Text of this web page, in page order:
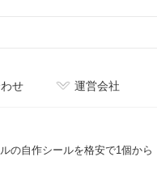
せ 運営会社
の自作シールを格安で1個から